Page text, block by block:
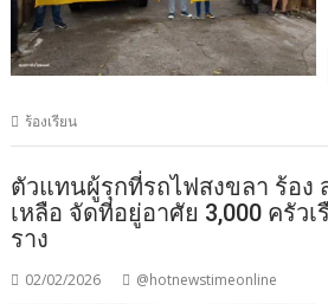
ร้องเรียน
ตัวแทนผู้รุกที่รถไฟสงขลา ร้อง
เหลือ จัดที่อยู่อาศัย 3,000 ครัว
ราง
02/02/2026 @hotnewstimeonline